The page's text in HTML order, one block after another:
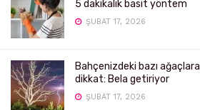
5 dakikalık basit yöntem
ŞUBAT 17, 2026
Bahçenizdeki bazı ağaçlara
dikkat: Bela getiriyor
ŞUBAT 17, 2026